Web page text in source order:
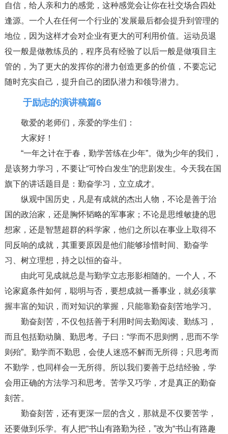
自信，给人亲和力的感觉，这种感觉会让你在社交场合四处
逢源。一个人在任何一个行业的`发展最后都会提升到管理的
地位，因为这样才会对企业有更大的可利用价值。运动员退
役一般是做教练员的，程序员有经验了以后一般是做项目主
管的，为了更大的发挥你的潜力创造更多的价值，不要忘记
随时充实自己，提升自己的团队潜力和领导潜力。
于励志的演讲稿篇6
敬爱的老师们，亲爱的学生们：
大家好！
“一年之计在于春，勤学苦练在少年”。做为少年的我们，
是该努力学习，不要让“可怜白发生”的悲剧发生。今天我在国
旗下的讲话题目是：勤奋学习，立立成才。
纵观中国历史，凡是有成就的杰出人物，不论是善于治
国的政治家，还是胸怀韬略的军事家；不论是思维敏捷的思
想家，还是智慧超群的科学家，他们之所以在事业上取得不
同反响的成就，其重要原因是他们能够珍惜时间、勤奋学
习、树立理想，持之以恒的奋斗。
由此可见成就总是与勤学立志形影相随的。一个人，不
论家庭条件如何，聪明与否，要想成就一番事业，就必须掌
握丰富的知识，而对知识的掌握，只能靠勤奋刻苦地学习。
勤奋刻苦，不仅包括善于利用时间去勤阅读、勤练习，
而且包括勤动脑、勤思考。子曰：“学而不思则惘，思而不学
则殆”。勤学而不勤思，会使人迷惑不解而无所得；只思考而
不勤学，也同样会一无所得。所以我们要善于总结经验，学
会用正确的方法学习和思考。苦学又巧学，才是真正的勤奋
刻苦。
勤奋刻苦，还有更深一层的含义，那就是不仅要苦学，
还要做到乐学。有人把“书山有路勤为径，”改为“书山有路趣